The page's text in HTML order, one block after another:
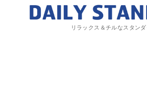
リラックス＆チルなスタン